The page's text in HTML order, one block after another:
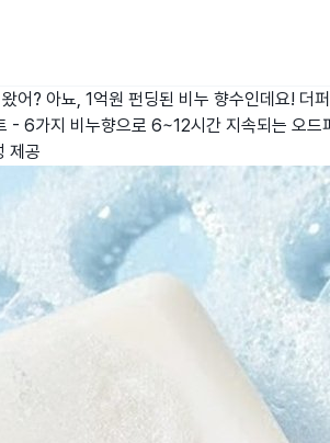
어? 아뇨, 1억원 펀딩된 비누 향수인데요! 더
- 6가지 비누향으로 6~12시간 지속되는 오
제공